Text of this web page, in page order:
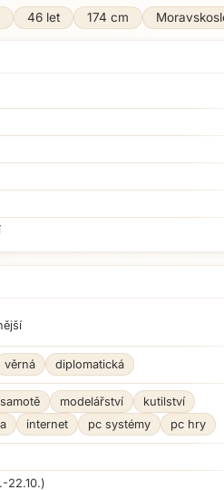
46 let 174 cm
věrná diplomatická
modelářství
kutilství
internet pc systémy pc hry
22.10.)